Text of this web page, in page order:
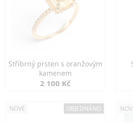
Stříbrný prsten s oranžovým
kamenem
2 100 Kč
NOVÉ OBJEDNÁNO